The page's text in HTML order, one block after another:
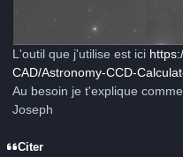
L'outil que j'utilise est ici
CAD/Astronomy-CCD-
Au besoin je t'explique
Joseph
Citer